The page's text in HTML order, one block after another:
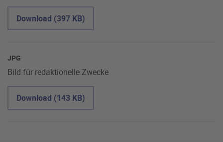
Download (397 KB)
JPG
Bild für redaktionelle Zwecke
Download (143 KB)